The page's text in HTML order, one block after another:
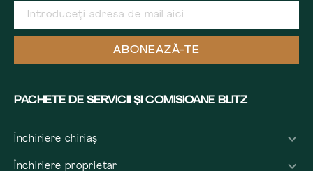
ABONEAZĂ-TE
PACHETE DE SERVICII ȘI COMISIOANE BLITZ
Închiriere chiriaș
Închiriere proprietar